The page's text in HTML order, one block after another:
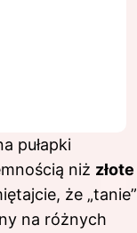
pułapki
niż złote
że „tanie”
na różnych